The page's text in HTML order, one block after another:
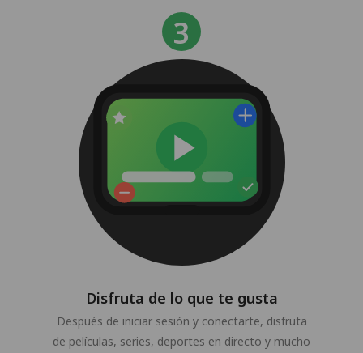
Disfruta de lo que te gusta
Después de iniciar sesión y conectarte, disfruta
de películas, series, deportes en directo y mucho